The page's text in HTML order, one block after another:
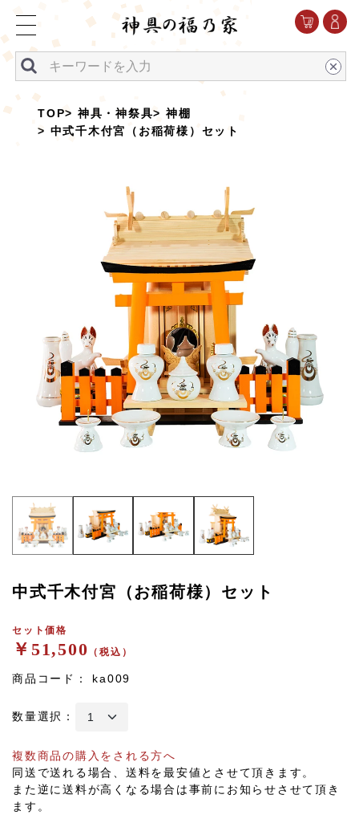
TOP 神具・神祭具
神棚
中式千木付宮（お稲荷様）セット
中式千木付宮（お稲荷様）セット
セット価格
￥51,500 （税込）
商品コード： ka009
数量選択：
複数商品の購入をされる方へ
同送で送れる場合、送料を最安値とさせて頂きます。
また逆に送料が高くなる場合は事前にお知らせさせて頂き
ます。